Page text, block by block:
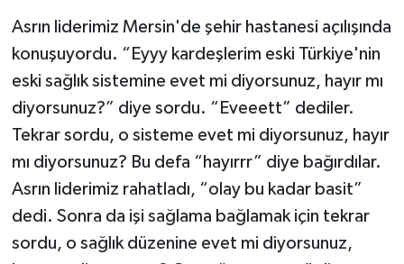
Asrın liderimiz Mersin'de şehir hastanesi açılışında
konuşuyordu. “Eyyy kardeşlerim eski Türkiye'nin
eski sağlık sistemine evet mi diyorsunuz, hayır mı
diyorsunuz?” diye sordu. “Eveeett” dediler.
Tekrar sordu, o sisteme evet mi diyorsunuz, hayır
mı diyorsunuz? Bu defa “hayırrr” diye bağırdılar.
Asrın liderimiz rahatladı, “olay bu kadar basit”
dedi. Sonra da işi sağlama bağlamak için tekrar
sordu, o sağlık düzenine evet mi diyorsunuz,